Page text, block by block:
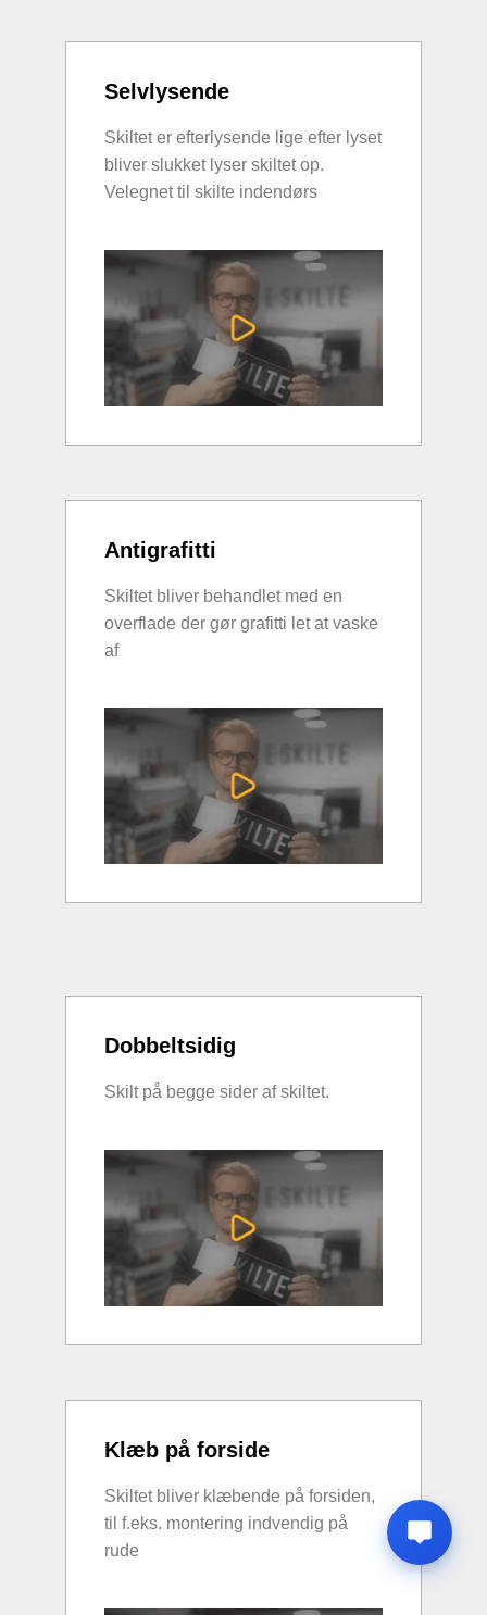
Selvlysende
Skiltet er efterlysende lige efter lyset
bliver slukket lyser skiltet op.
Velegnet til skilte indendørs
Antigrafitti
Skiltet bliver behandlet med en
overflade der gør grafitti let at vaske
af
Dobbeltsidig
Skilt på begge sider af skiltet.
Klæb på forside
Skiltet bliver klæbende på forsiden,
til f.eks. montering indvendig på
rude